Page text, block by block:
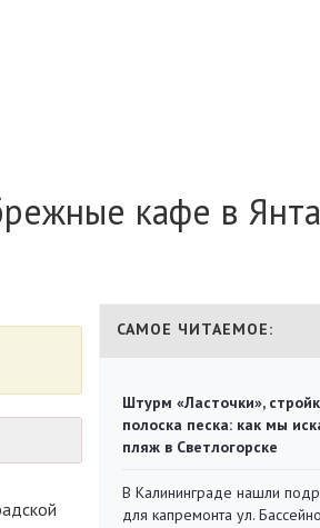
кафе в
САМОЕ ЧИТАЕМОЕ:
Штурм «Ласточки»,
полоска песка: как мы
пляж в Светлогорске
В Калининграде нашли
для капремонта ул.